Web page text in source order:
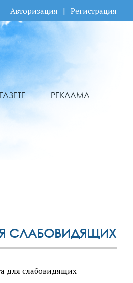
Авторизация | Регистрация
РЕКЛАМА
СЛАБОВИДЯЩИХ
для слабовидящих